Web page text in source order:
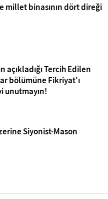
millet binasının dört direği
açıkladığı Tercih Edilen
bölümüne Fikriyat'ı
unutmayın!
Siyonist-Mason